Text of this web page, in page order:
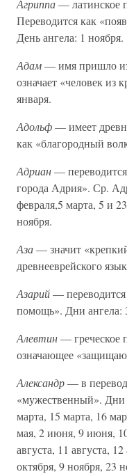
Агриппа— латинское
Переводится как
День ангела: 1 ноября.
Адам— имя пришло из
означает «человек из
января.
Адольф— имеет
как «благородный
Адриан—
города Адрия». Ср.
февраля,5 марта, 5 и
ноября.
Аза— значит
древнееврейского
Азарий— переводится
помощь». Дни ангела:
Алевтин— греческое
означающее
Александр— в
«мужественный». Дни
марта, 15 марта, 16
мая, 2 июня, 9 июня,
августа, 11 августа,
октября, 9 ноября, 23